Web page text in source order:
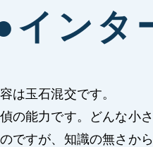
インタ
は玉石混交です。
の能力です。どんな小
ですが、知識の無さか